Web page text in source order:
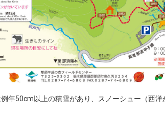
年50cm以上の積雪があり、スノーシュー（西洋